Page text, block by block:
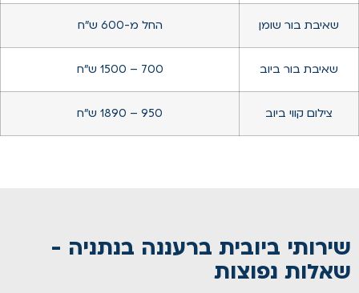
שאיבת בור שומן החל מ-600 ש”ח
שאיבת בור ביוב 700 – 1500 ש”ח
צילום קווי ביוב 950 – 1890 ש”ח
שירותי ביובית ברעננה בנתניה -
שאלות נפוצות